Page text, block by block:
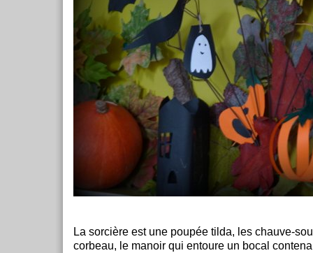
La sorcière est une poupée tilda, les chauve-
corbeau, le manoir qui entoure un bocal